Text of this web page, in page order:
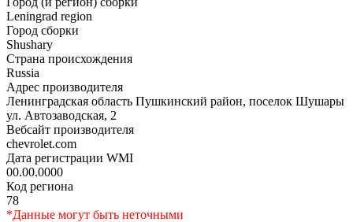
Leningrad region
Город сборки
Shushary
Страна происхождения
Russia
Адрес производителя
Ленинградская область Пушкинский район, поселок Шушары
ул. Автозаводская, 2
Вебсайт производителя
chevrolet.com
Дата регистрации WMI
00.00.0000
Код региона
78
*Данные могут быть неточными